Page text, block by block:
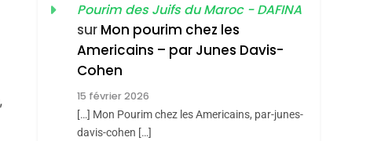
De Tadla Azilal
Consacrés Produits
Du Terroir
DAFINA MAROC
Oeil Ravageur –
2
Pourim des Juifs du Maroc - DAFINA
sur Mon pourim chez les
Americains – par Junes Davis-
Cohen
15 février 2026
[…] Mon Pourim chez les Americains, par-junes-
davis-cohen […]